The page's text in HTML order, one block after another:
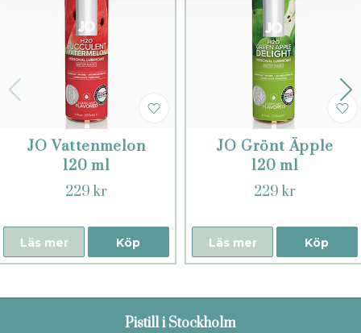
JO Vattenmelon
120 ml
229 kr
Köp
Läs mer
JO Grönt Äpple
120 ml
229 kr
Köp
Läs mer
Pistill i Stockholm